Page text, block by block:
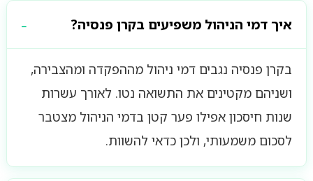
איך דמי הניהול משפיעים בקרן פנסיה?
בקרן פנסיה נגבים דמי ניהול מההפקדה ומהצבירה,
ושניהם מקטינים את התשואה נטו. לאורך עשרות
שנות חיסכון אפילו פער קטן בדמי הניהול מצטבר
לסכום משמעותי, ולכן כדאי להשוות.